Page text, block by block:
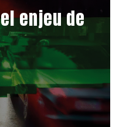
enjeu de